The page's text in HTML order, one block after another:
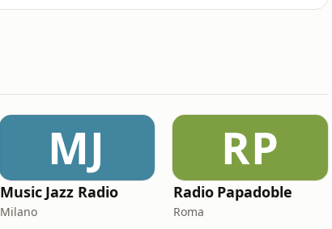
MJ
Music Jazz Radio
Milano
RP
Radio Papadoble
Roma